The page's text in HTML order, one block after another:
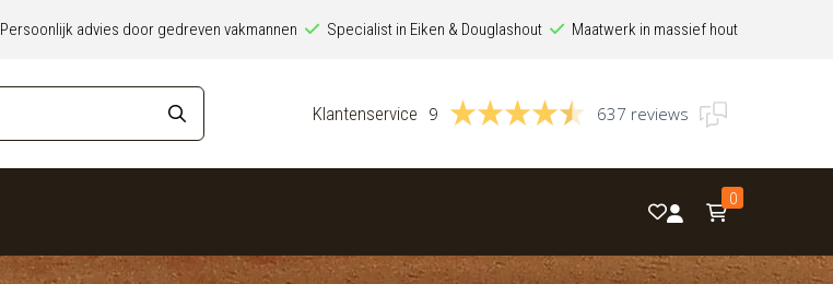
Persoonlijk advies door gedreven vakmannen Specialist in Eiken & Douglashout Maatwerk in massief hout
Klantenservice 9 637 reviews
0